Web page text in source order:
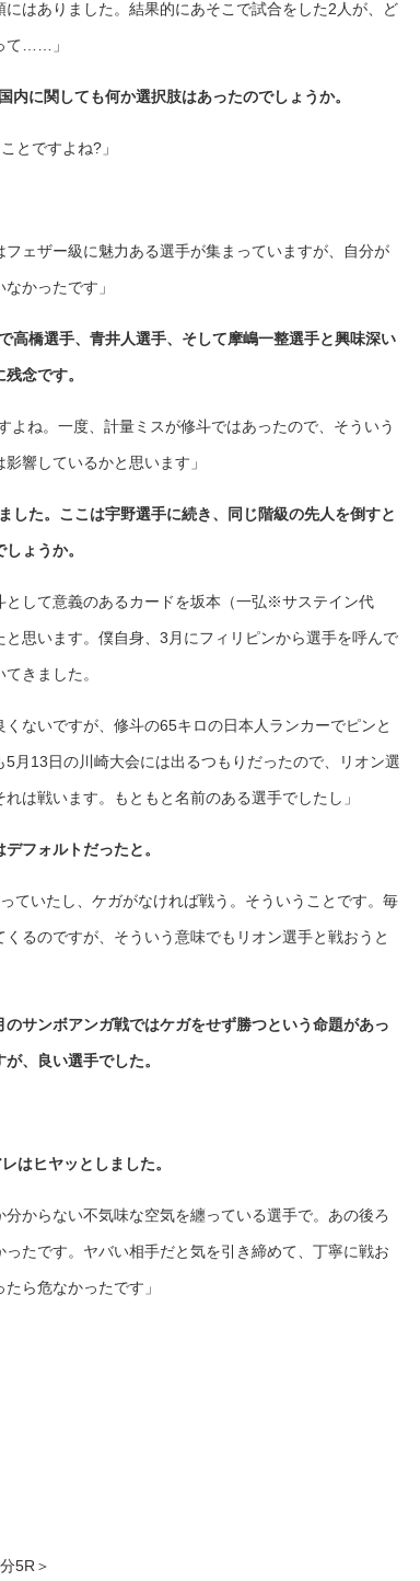
はありました。結果的にあそこで試合をした2人が、ど
て……」
に関しても何か選択肢はあったのでしょうか。
とですよね?」
フェザー級に魅力ある選手が集まっていますが、自分が
かったです」
高橋選手、青井人選手、そして摩嶋一整選手と興味深い
念です。
よね。一度、計量ミスが修斗ではあったので、そういう
響しているかと思います」
した。ここは宇野選手に続き、同じ階級の先人を倒すと
ょうか。
として意義のあるカードを坂本（一弘※サステイン代
思います。僕自身、3月にフィリピンから選手を呼んで
きました。
ないですが、修斗の65キロの日本人ランカーでピンと
月13日の川崎大会には出るつもりだったので、リオン選
は戦います。もともと名前のある選手でしたし」
フォルトだったと。
ていたし、ケガがなければ戦う。そういうことです。毎
るのですが、そういう意味でもリオン選手と戦おうと
サンボアンガ戦ではケガをせず勝つという命題があっ
、良い選手でした。
はヒヤッとしました。
分からない不気味な空気を纏っている選手で。あの後ろ
たです。ヤバい相手だと気を引き締めて、丁寧に戦お
ら危なかったです」
5R＞